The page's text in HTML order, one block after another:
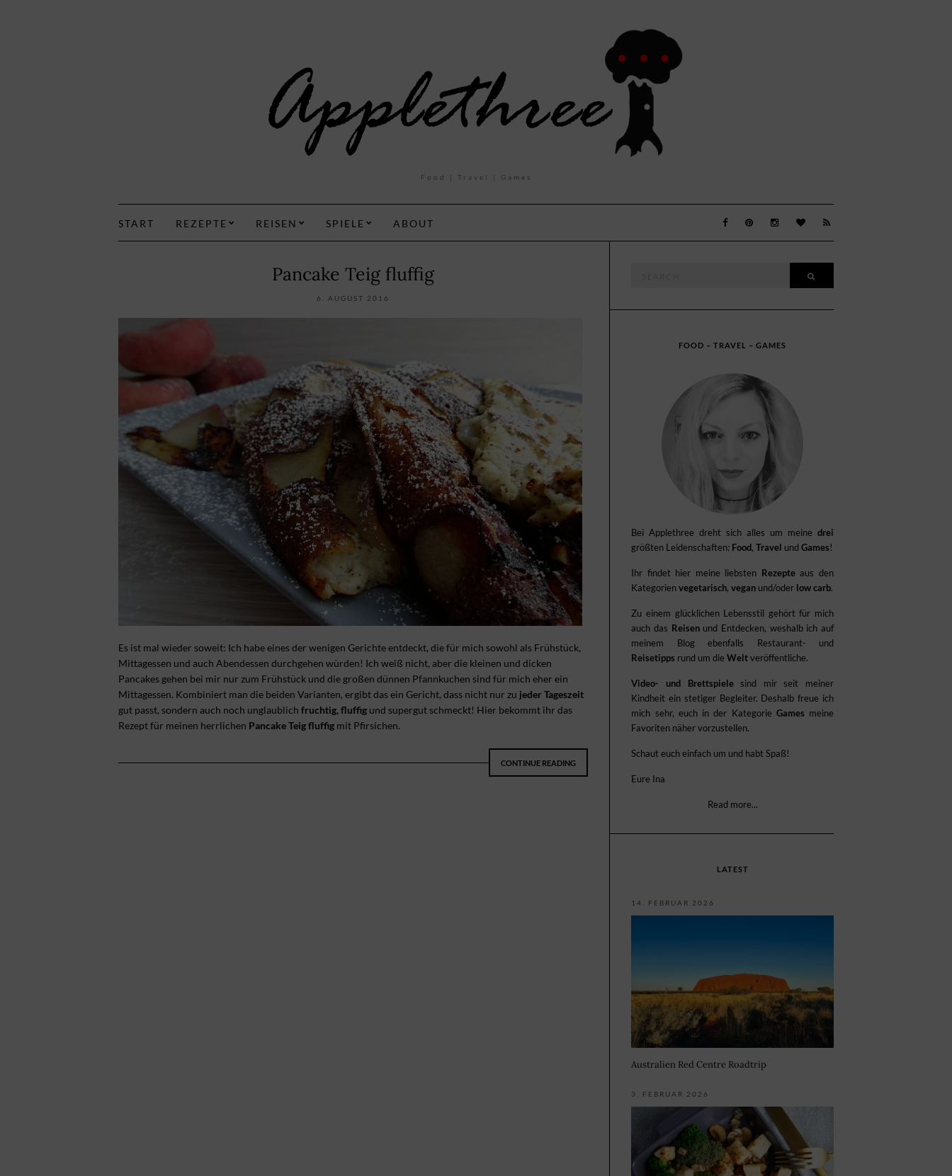
Food | Travel | Games
START REZEPTE REISEN SPIELE ABOUT
Pancake Teig fluffig
6. AUGUST 2016
Es ist mal wieder soweit: Ich habe eines der wenigen Gerichte entdeckt, die für mich sowohl als Frühstück,
Mittagessen und auch Abendessen durchgehen würden! Ich weiß nicht, aber die kleinen und dicken
Pancakes gehen bei mir nur zum Frühstück und die großen dünnen Pfannkuchen sind für mich eher ein
Mittagessen. Kombiniert man die beiden Varianten, ergibt das ein Gericht, dass nicht nur zu jeder Tageszeit
gut passt, sondern auch noch unglaublich fruchtig, fluffig und supergut schmeckt! Hier bekommt ihr das
Rezept für meinen herrlichen Pancake Teig fluffig mit Pfirsichen.
CONTINUE READING
FOOD – TRAVEL – GAMES
Bei Applethree dreht sich alles um meine drei
größten Leidenschaften: Food,Travel undGames!
Ihr findet hier meine liebsten Rezepteaus den
Kategorienvegetarisch,vegan und/oder low carb.
Zu einem glücklichen Lebensstil gehört für mich
auch das Reisenund Entdecken, weshalb ich auf
meinem Blog ebenfalls Restaurant- und
Reisetipps rund um dieWeltveröffentliche.
Video- und Brettspielesind mir seit meiner
Kindheit ein stetiger Begleiter. Deshalb freue ich
mich sehr, euch in der Kategorie Games meine
Favoriten näher vorzustellen.
Schaut euch einfach um und habt Spaß!
Eure Ina
Read more...
LATEST
14. FEBRUAR 2026
Australien Red Centre Roadtrip
3. FEBRUAR 2026